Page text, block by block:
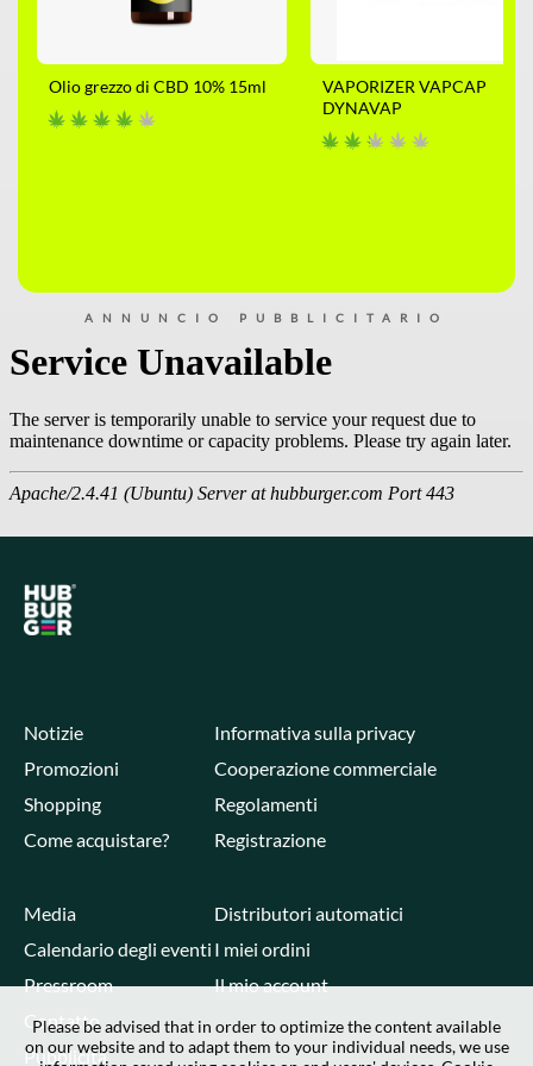
Olio grezzo di CBD 10% 15ml
VAPORIZER VAPCAP
DYNAVAP
ANNUNCIO PUBBLICITARIO
Notizie
Promozioni
Shopping
Come acquistare?
Informativa sulla privacy
Cooperazione commerciale
Regolamenti
Registrazione
Media
Calendario degli eventi
Pressroom
Contatto
Pubblicità
Distributori automatici
I miei ordini
Il mio account
Please be advised that in order to optimize the content available
on our website and to adapt them to your individual needs, we use